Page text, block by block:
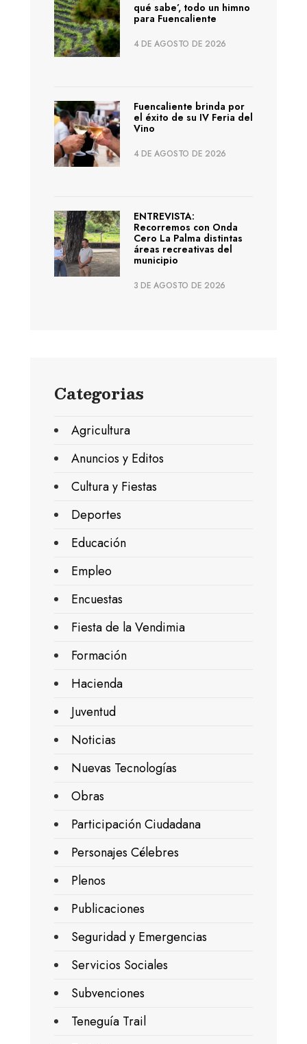
qué sabe’, todo un himno
para Fuencaliente
4 DE AGOSTO DE 2026
Fuencaliente brinda por
el éxito de su IV Feria del
Vino
4 DE AGOSTO DE 2026
ENTREVISTA:
Recorremos con Onda
Cero La Palma distintas
áreas recreativas del
municipio
3 DE AGOSTO DE 2026
Categorias
Agricultura
Anuncios y Editos
Cultura y Fiestas
Deportes
Educación
Empleo
Encuestas
Fiesta de la Vendimia
Formación
Hacienda
Juventud
Noticias
Nuevas Tecnologías
Obras
Participación Ciudadana
Personajes Célebres
Plenos
Publicaciones
Seguridad y Emergencias
Servicios Sociales
Subvenciones
Teneguía Trail